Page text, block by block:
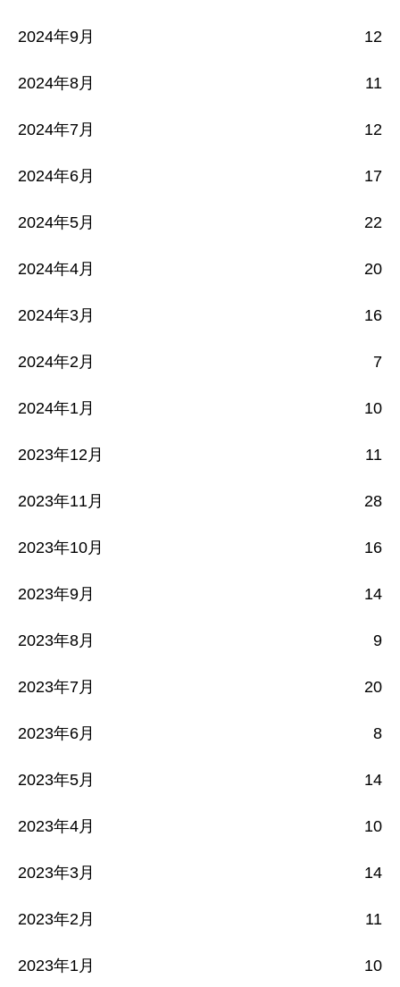
2024年9月 12
2024年8月 11
2024年7月 12
2024年6月 17
2024年5月 22
2024年4月 20
2024年3月 16
2024年2月 7
2024年1月 10
2023年12月 11
2023年11月 28
2023年10月 16
2023年9月 14
2023年8月 9
2023年7月 20
2023年6月 8
2023年5月 14
2023年4月 10
2023年3月 14
2023年2月 11
2023年1月 10